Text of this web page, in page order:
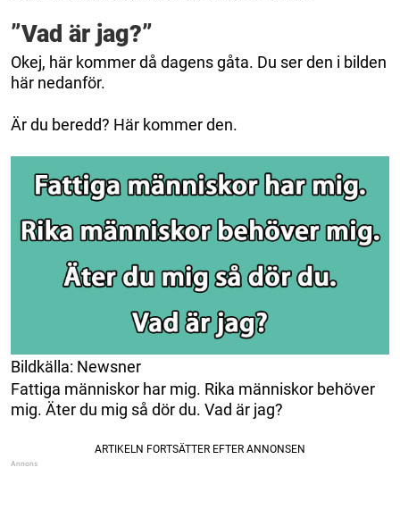
”Vad är jag?”
Okej, här kommer då dagens gåta. Du ser den i bilden
här nedanför.
Är du beredd? Här kommer den.
Bildkälla: Newsner
Fattiga människor har mig. Rika människor behöver
mig. Äter du mig så dör du. Vad är jag?